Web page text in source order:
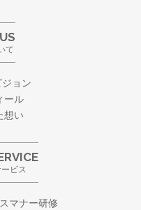
て
ョン
ール
想い
ビス
マナー研修